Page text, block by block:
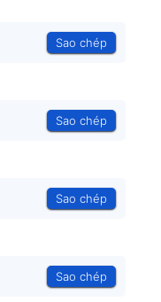
Sao chép
Sao chép
Sao chép
Sao chép